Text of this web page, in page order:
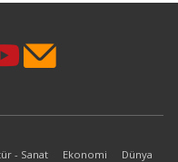
- Sanat Ekonomi Dünya